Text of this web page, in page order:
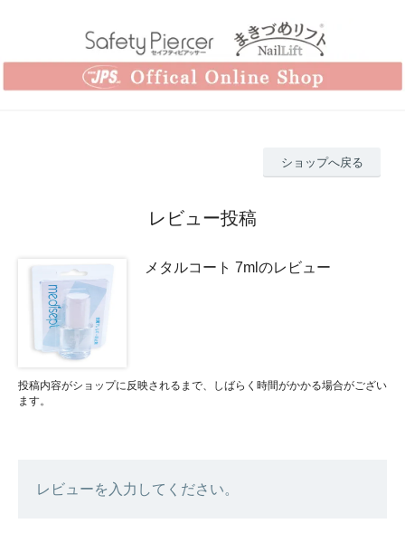
ショップへ戻る
レビュー投稿
メタルコート 7mlのレビュー
投稿内容がショップに反映されるまで、しばらく時間がかかる場合がござい
ます。
レビューを入力してください。